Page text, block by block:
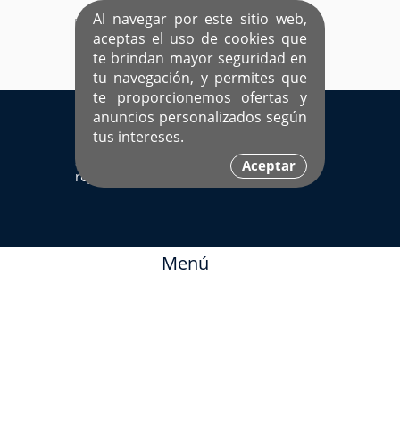
Al navegar por este sitio web,
aceptas el uso de cookies que
te brindan mayor seguridad en
tu navegación, y permites que
te proporcionemos ofertas y
anuncios personalizados según
tus intereses.
Aceptar
EL ÚNICO SITIO DEDICADO A SOLTEROS
HISPANOS COMO TÚ
Ingresa aquí
Sí ya estás
registrado
Menú